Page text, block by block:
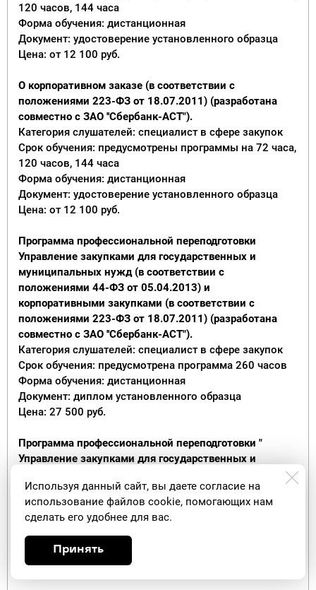
120 часов, 144 часа
Форма обучения: дистанционная
Документ: удостоверение установленного образца
Цена: от 12 100 руб.
О корпоративном заказе (в соответствии с
положениями 223-ФЗ от 18.07.2011) (разработана
совместно с ЗАО ''Сбербанк-АСТ").
Категория слушателей: специалист в сфере закупок
Срок обучения: предусмотрены программы на 72 часа,
120 часов, 144 часа
Форма обучения: дистанционная
Документ: удостоверение установленного образца
Цена: от 12 100 руб.
Программа профессиональной переподготовки
Управление закупками для государственных и
муниципальных нужд (в соответствии с
положениями 44-ФЗ от 05.04.2013) и
корпоративными закупками (в соответствии с
положениями 223-ФЗ от 18.07.2011) (разработана
совместно с ЗАО ''Сбербанк-АСТ").
Категория слушателей: специалист в сфере закупок
Срок обучения: предусмотрена программа 260 часов
Форма обучения: дистанционная
Документ: диплом установленного образца
Цена: 27 500 руб.
Программа профессиональной переподготовки "
Управление закупками для государственных и
положениями 44-ФЗ от 05.04.2013) ".
Категория слушателей: специалист в сфере закупок
Срок обучения: предусмотрена программа 260 часов
Форма обучения: дистанционная
Документ: диплом установленного образца
Цена: 27 500 руб.
Используя данный сайт, вы даете согласие на
использование файлов cookie, помогающих нам
сделать его удобнее для вас.
Принять